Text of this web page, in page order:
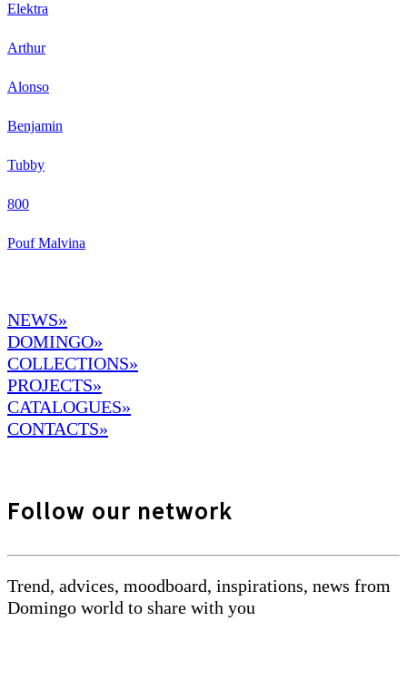
Elektra
Arthur
Alonso
Benjamin
Tubby
800
Pouf Malvina
NEWS»
DOMINGO»
COLLECTIONS»
PROJECTS»
CATALOGUES»
CONTACTS»
Follow our network
Trend, advices, moodboard, inspirations, news from
Domingo world to share with you